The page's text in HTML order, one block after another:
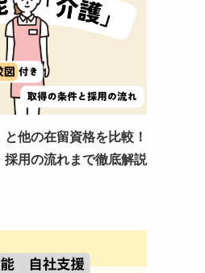
他の在留資格を比較！
採用の流れまで徹底解説